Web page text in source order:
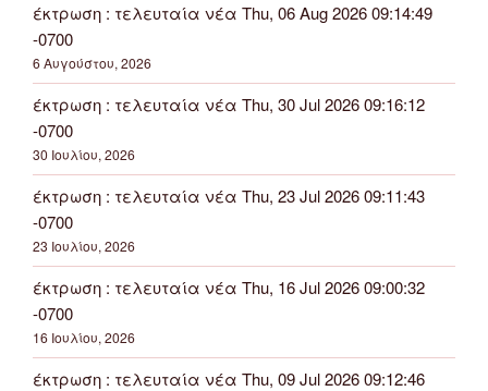
έκτρωση : τελευταία νέα Thu, 06 Aug 2026 09:14:49
-0700
6 Αυγούστου, 2026
έκτρωση : τελευταία νέα Thu, 30 Jul 2026 09:16:12
-0700
30 Ιουλίου, 2026
έκτρωση : τελευταία νέα Thu, 23 Jul 2026 09:11:43
-0700
23 Ιουλίου, 2026
έκτρωση : τελευταία νέα Thu, 16 Jul 2026 09:00:32
-0700
16 Ιουλίου, 2026
έκτρωση : τελευταία νέα Thu, 09 Jul 2026 09:12:46